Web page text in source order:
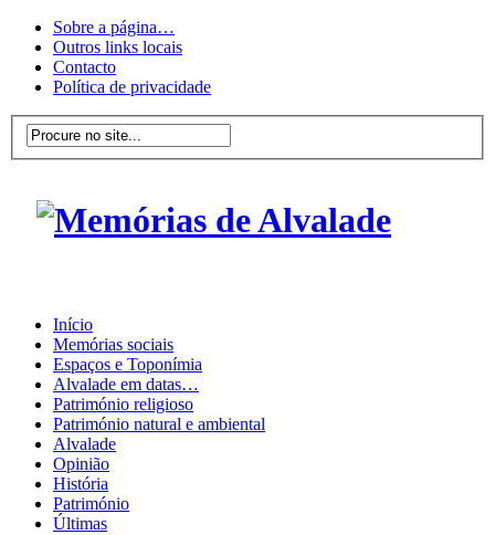
Sobre a página…
Outros links locais
Contacto
Política de privacidade
Início
Memórias sociais
Espaços e Toponímia
Alvalade em datas…
Património religioso
Património natural e ambiental
Alvalade
Opinião
História
Património
Últimas